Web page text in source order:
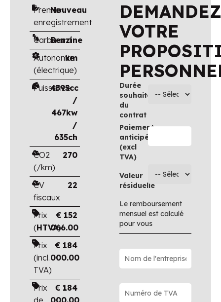
Premier
enregistrement
Nouveau
Carburant
Benzine
Autonomie
(électrique)
km
Puissance
4395cc
/
467kw
/
635ch
CO2
(/km)
270
CV
fiscaux
22
Prix
(HTVA)
€ 152
066.00
Prix
(incl.
TVA)
€ 184
000.00
Prix
€ 184
DEMANDEZ
VOTRE
Durée
souhaitée
du
contrat
Paiement
anticipé
(excl
TVA)
Valeur
résiduelle
Le remboursement
mensuel est calculé
pour vous